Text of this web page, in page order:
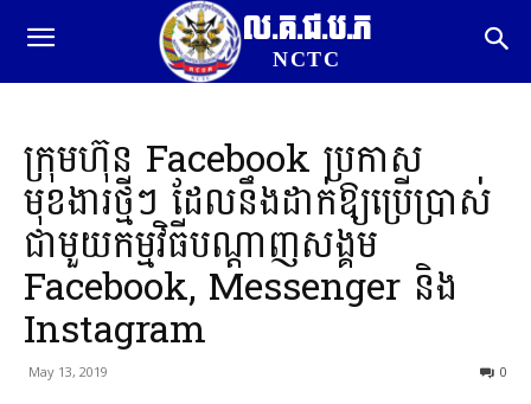
ល.គ.ជ.ប.ភ
NCTC
ក្រុមហ៊ុន Facebook ប្រកាស
មុខងារថ្មីៗ ដែលនឹងដាក់ឱ្យប្រើប្រាស់
ជាមួយកម្មវិធីបណ្ដាញសង្គម
Facebook, Messenger និង
Instagram
May 13, 2019 0